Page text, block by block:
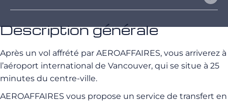
Description générale
Après un vol affrété par AEROAFFAIRES, vous arriverez à
l’aéroport international de Vancouver, qui se situe à 25
minutes du centre-ville.
AEROAFFAIRES vous propose un service de transfert en